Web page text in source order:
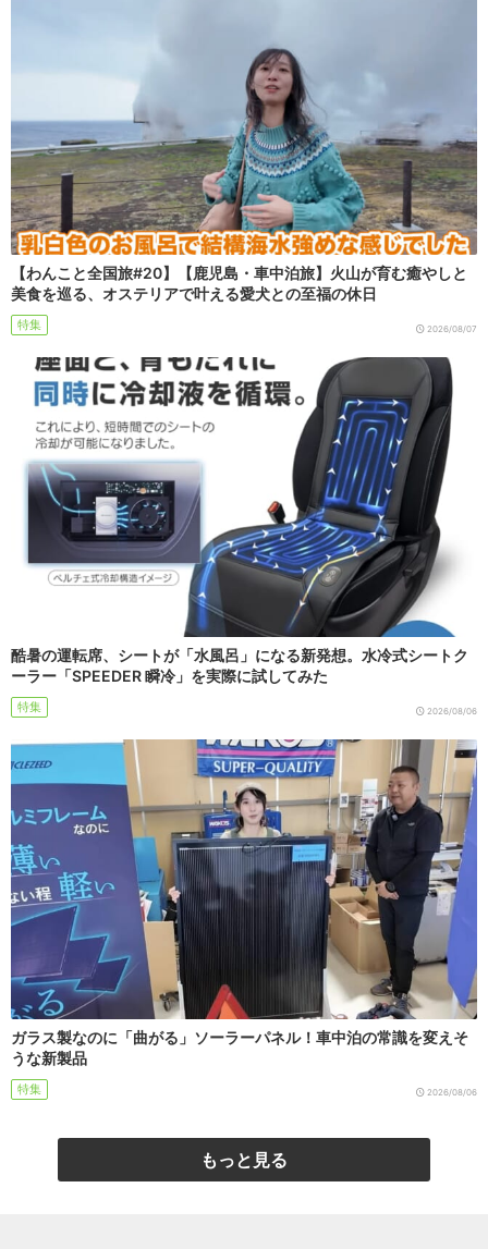
【わんこと全国旅#20】【鹿児島・車中泊旅】火山が育む癒やしと
美食を巡る、オステリアで叶える愛犬との至福の休日
特集 2026/08/07
酷暑の運転席、シートが「水風呂」になる新発想。水冷式シートク
ーラー「SPEEDER 瞬冷」を実際に試してみた
特集 2026/08/06
ガラス製なのに「曲がる」ソーラーパネル！車中泊の常識を変えそ
うな新製品
特集 2026/08/06
もっと見る